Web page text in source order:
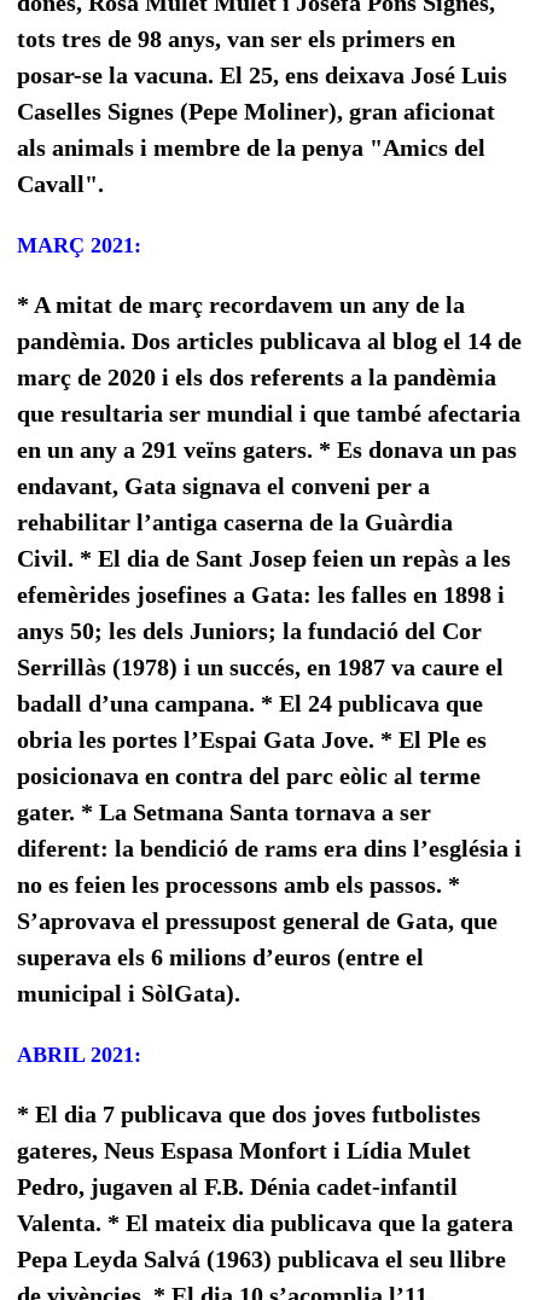
tots tres de 98 anys, van ser els primers en
posar-se la vacuna. El 25, ens deixava José Luis
Caselles Signes (Pepe Moliner), gran aficionat
als animals i membre de la penya "Amics del
Cavall".
MARÇ 2021:
* A mitat de març recordavem un any de la
pandèmia. Dos articles publicava al blog el 14 de
març de 2020 i els dos referents a la pandèmia
que resultaria ser mundial i que també afectaria
en un any a 291 veïns gaters. * Es donava un pas
endavant, Gata signava el conveni per a
rehabilitar l’antiga caserna de la Guàrdia
Civil. * El dia de Sant Josep feien un repàs a les
efemèrides josefines a Gata: les falles en 1898 i
anys 50; les dels Juniors; la fundació del Cor
Serrillàs (1978) i un succés, en 1987 va caure el
badall d’una campana. * El 24 publicava que
obria les portes l’Espai Gata Jove. * El Ple es
posicionava en contra del parc eòlic al terme
gater. * La Setmana Santa tornava a ser
diferent: la bendició de rams era dins l’església i
no es feien les processons amb els passos. *
S’aprovava el pressupost general de Gata, que
superava els 6 milions d’euros (entre el
municipal i SòlGata).
ABRIL 2021:
* El dia 7 publicava que dos joves futbolistes
gateres, Neus Espasa Monfort i Lídia Mulet
Pedro, jugaven al F.B. Dénia cadet-infantil
Valenta. * El mateix dia publicava que la gatera
Pepa Leyda Salvá (1963) publicava el seu llibre